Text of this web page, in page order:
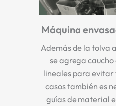
Máquina
Además de la tolva
se agrega
lineales para evitar
casos también es
guías de material